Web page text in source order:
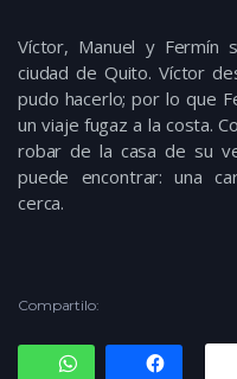
Víctor, Manuel y Fermín
ciudad de Quito. Víctor
pudo hacerlo; por lo que
un viaje fugaz a la costa.
robar de la casa de su
puede encontrar: una
cerca.
Compartilo: